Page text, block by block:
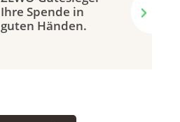
Ihre Spende in
guten Händen.